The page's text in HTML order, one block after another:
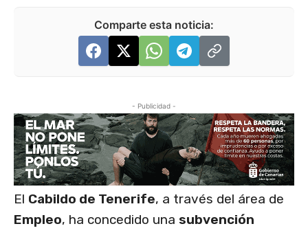
Comparte esta noticia:
- Publicidad -
El Cabildo de Tenerife, a través del área de
Empleo, ha concedido una subvención